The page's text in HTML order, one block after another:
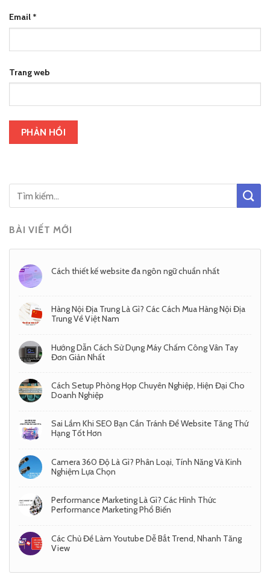
BÀI VIẾT MỚI
Cách thiết kế website đa ngôn ngữ chuẩn nhất
Hàng Nội Địa Trung Là Gì? Các Cách Mua Hàng Nội Địa
Trung Về Việt Nam
Hướng Dẫn Cách Sử Dụng Máy Chấm Công Vân Tay
Đơn Giản Nhất
Cách Setup Phòng Họp Chuyên Nghiệp, Hiện Đại Cho
Doanh Nghiệp
Sai Lầm Khi SEO Bạn Cần Tránh Để Website Tăng Thứ
Hạng Tốt Hơn
Camera 360 Độ Là Gì? Phân Loại, Tính Năng Và Kinh
Nghiệm Lựa Chọn
Performance Marketing Là Gì? Các Hình Thức
Performance Marketing Phổ Biến
Các Chủ Đề Làm Youtube Dễ Bắt Trend, Nhanh Tăng
View
Email *
Trang web